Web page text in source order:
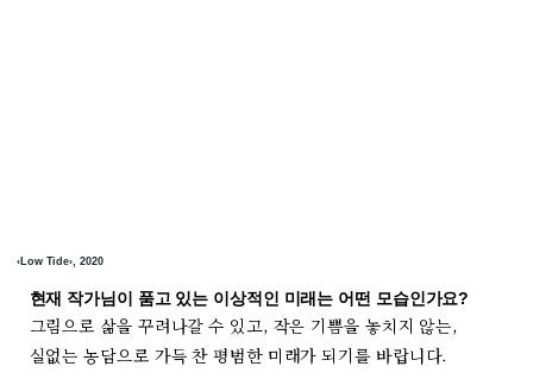
‹Low Tide›, 2020
현재 작가님이 품고 있는 이상적인 미래는 어떤 모습인가요?
그림으로 삶을 꾸려나갈 수 있고, 작은 기쁨을 놓치지 않는,
실없는 농담으로 가득 찬 평범한 미래가 되기를 바랍니다.